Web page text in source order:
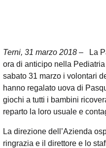
Terni, 31 marzo 2018 – La
ora di anticipo nella
sabato 31 marzo i volontari
hanno regalato uova di
giochi a tutti i bambini
reparto la loro usuale e
La direzione dell’Azienda
ringrazia e il direttore e lo